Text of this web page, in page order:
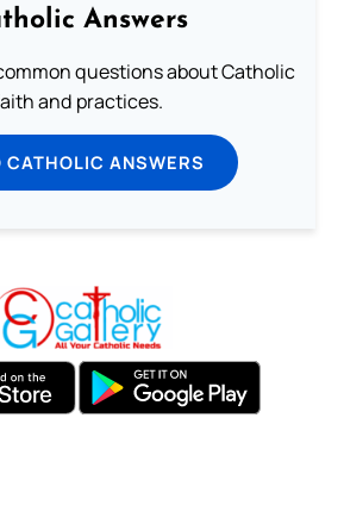
Answers
questions about Catholic
and practices.
CATHOLIC ANSWERS